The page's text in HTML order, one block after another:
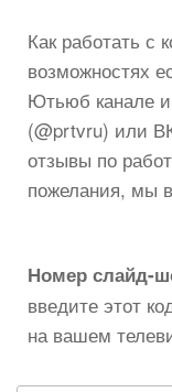
Как работать с
возможностях
Ютьюб канале
(@prtvru) или
отзывы по
пожелания, мы
Номер слайд-
введите этот
на вашем